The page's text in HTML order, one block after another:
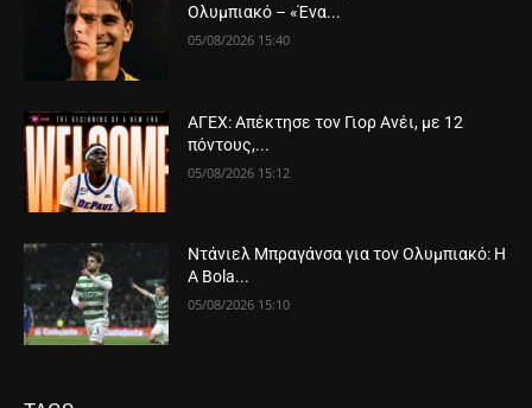
Ολυμπιακό – «Ένα...
05/08/2026 15:40
ΑΓΕΧ: Απέκτησε τον Γιορ Ανέι, με 12
πόντους,...
05/08/2026 15:12
Ντάνιελ Μπραγάνσα για τον Ολυμπιακό: Η
A Bola...
05/08/2026 15:10